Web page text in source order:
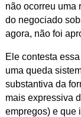
não ocorreu uma
do negociado
agora, não foi
Ele contesta
uma queda
substantiva da
mais expressiva
empregos) e que i